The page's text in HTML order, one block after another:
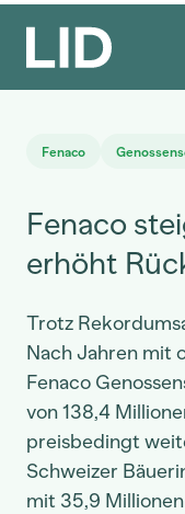
Fenaco
Fenaco
erhöht
Trotz
Nach Jahren mit
Fenaco
von 138,4
preisbedingt
Schweizer
mit 35,9